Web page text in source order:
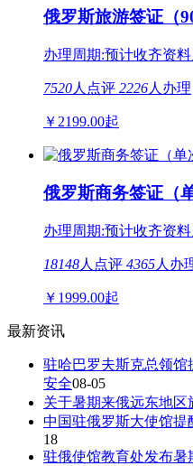
俄罗斯旅游签证（
办理周期:预计收齐资
7520人点评 2226人办理
￥ 2199.00起
俄罗斯商务签证（
办理周期:预计收齐资
18148人点评 4365人办
￥ 1999.00起
最新资讯
驻哈巴罗夫斯克总领
安全08-05
关于暑期来俄远东地区
中国驻俄罗斯大使馆提
18
驻俄使馆教育处发布